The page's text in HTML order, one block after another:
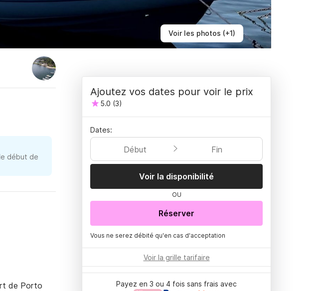
Voir les photos (+1)
début de
de Porto
Ajoutez vos dates pour voir le prix
5.0 (3)
Dates:
Début Fin
Voir la disponibilité
OU
Réserver
Vous ne serez débité qu'en cas d'acceptation
Voir la grille tarifaire
Payez en 3 ou 4 fois sans frais avec